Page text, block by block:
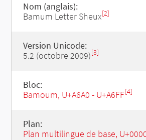
Nom (anglais):
Bamum Letter Sheux[2]
Version Unicode:
5.2 (octobre 2009)[3]
Bloc:
Bamoum, U+A6A0 - U+A6FF[4]
Plan:
Plan multilingue de base,